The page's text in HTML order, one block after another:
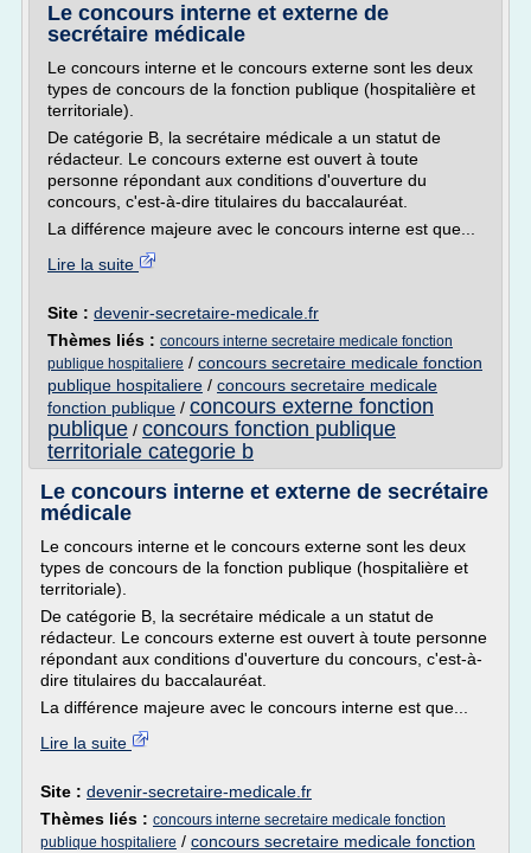
Le concours interne et externe de
secrétaire médicale
Le concours interne et le concours externe sont les deux
types de concours de la fonction publique (hospitalière et
territoriale).
De catégorie B, la secrétaire médicale a un statut de
rédacteur. Le concours externe est ouvert à toute
personne répondant aux conditions d'ouverture du
concours, c'est-à-dire titulaires du baccalauréat.
La différence majeure avec le concours interne est que...
Lire la suite
Site : devenir-secretaire-medicale.fr
Thèmes liés : concours interne secretaire medicale fonction
publique hospitaliere / concours secretaire medicale fonction
publique hospitaliere / concours secretaire medicale
fonction publique / concours externe fonction
publique / concours fonction publique
territoriale categorie b
Le concours interne et externe de secrétaire
médicale
Le concours interne et le concours externe sont les deux
types de concours de la fonction publique (hospitalière et
territoriale).
De catégorie B, la secrétaire médicale a un statut de
rédacteur. Le concours externe est ouvert à toute personne
répondant aux conditions d'ouverture du concours, c'est-à-
dire titulaires du baccalauréat.
La différence majeure avec le concours interne est que...
Lire la suite
Site : devenir-secretaire-medicale.fr
Thèmes liés : concours interne secretaire medicale fonction
publique hospitaliere / concours secretaire medicale fonction